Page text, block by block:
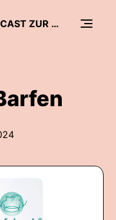
DER TIERARZT-PODCAST ZUR ERNÄHRUNG VON HUNDEN UND KATZEN - NAPFCHECK